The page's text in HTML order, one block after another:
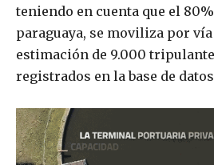
teniendo en cuenta que el
paraguaya, se moviliza por
estimación de 9.000
registrados en la base de